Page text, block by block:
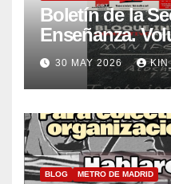
Boletín de la
Enseñanza.
30 MAY 2026
BLOG METRO DE MADRID